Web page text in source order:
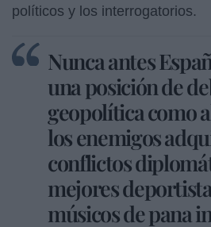
políticos y los interrogatorios.
Nunca antes
una posición de
geopolítica como
los enemigos
conflictos
mejores
músicos de pana